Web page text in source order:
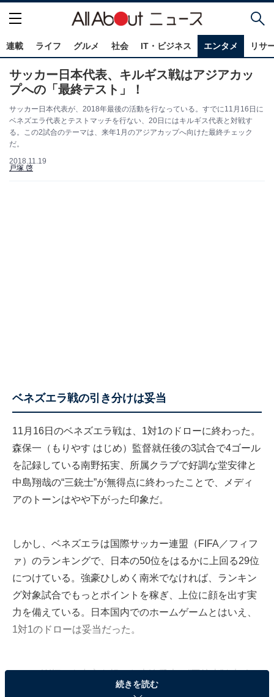
連載 ライフ グルメ 社会 IT・ビジネス エンタメ リサ
サッカー日本代表、キルギス戦はアジアカッ
プへの「最終テスト」！
サッカー日本代表が、2018年最後の活動を行なっている。すでに11月16日に
ベネズエラ代表とテストマッチを行ない、20日にはキルギス代表と対戦す
る。この2試合のテーマは、来年1月のアジアカップへ向けた最終チェック
だ。
2018.11.19
戸塚 啓
ベネズエラ戦の引き分けは妥当
11月16日のベネズエラ戦は、1対1のドローに終わった。
森保一（もりやす はじめ）監督就任後の3試合で4ゴール
を記録している南野拓実、所属クラブで好調な堂安律と
中島翔哉の“三銃士”が無得点に終わったことで、メディ
アのトーンはやや下がった印象だ。
しかし、ベネズエラは国際サッカー連盟（FIFA／フィフ
ァ）のランキングで、日本の50位をはるかに上回る29位
につけている。強豪ひしめく南米でなければ、ランキン
グ対象試合でもっとポイントを稼ぎ、上位に顔を出す実
力を備えている。日本国内でのホームゲームとはいえ、
1対1のドローは妥当だった。
ロシアW杯でも中心を担った大迫勇也に“三銃士”を加え
た攻撃のカルテットは、日本代表の新たなシンボルとし
続きを読む